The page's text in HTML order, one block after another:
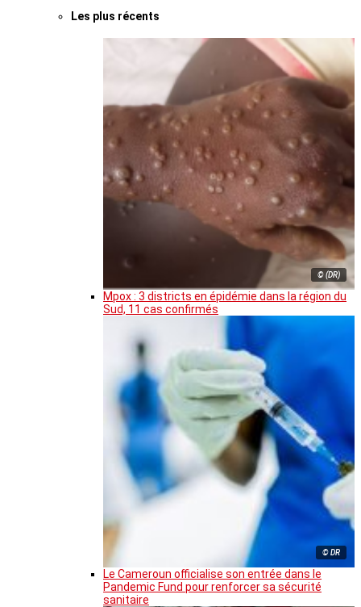
Les plus récents
© (DR)
Mpox : 3 districts en épidémie dans la région du
Sud, 11 cas confirmés
© DR
Le Cameroun officialise son entrée dans le
Pandemic Fund pour renforcer sa sécurité
sanitaire